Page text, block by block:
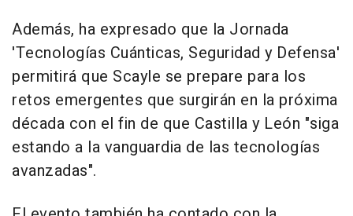
Además, ha expresado que la Jornada
'Tecnologías Cuánticas, Seguridad y Defensa'
permitirá que Scayle se prepare para los
retos emergentes que surgirán en la próxima
década con el fin de que Castilla y León "siga
estando a la vanguardia de las tecnologías
avanzadas".